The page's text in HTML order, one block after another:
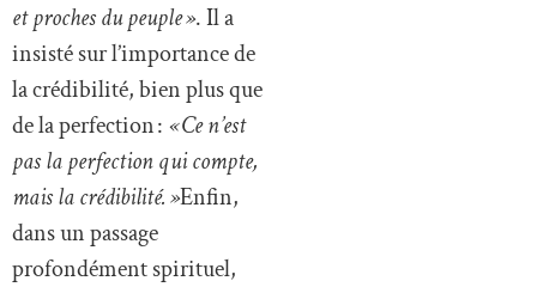
et proches du peuple ». Il a
insisté sur l’importance de
la crédibilité, bien plus que
de la perfection : « Ce n’est
pas la perfection qui compte,
mais la crédibilité. »Enfin,
dans un passage
profondément spirituel,